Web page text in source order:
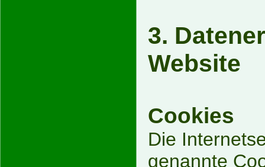
3.
Website
Cookies
Die
genannte